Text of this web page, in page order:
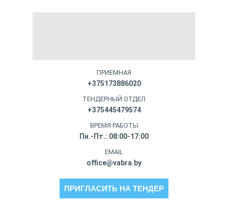
ПРИЕМНАЯ
+375173886020
ТЕНДЕРНЫЙ ОТДЕЛ
+375445479574
ВРЕМЯ РАБОТЫ
Пн.-Пт.: 08:00-17:00
EMAIL
office@vabra.by
ПРИГЛАСИТЬ НА ТЕНДЕР